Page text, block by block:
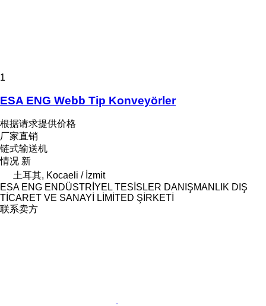
1
ESA ENG Webb Tip Konveyörler
根据请求提供价格
厂家直销
链式输送机
情况 新
土耳其, Kocaeli / İzmit
ESA ENG ENDÜSTRİYEL TESİSLER DANIŞMANLIK DIŞ
TİCARET VE SANAYİ LİMİTED ŞİRKETİ
联系卖方